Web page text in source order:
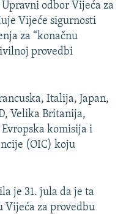
odbor Vijeća za
Vijeće sigurnosti
za “konačnu
provedbi
Italija, Japan,
Velika Britanija,
komisija i
(OIC) koju
je 31. jula da je ta
Vijeća za provedbu